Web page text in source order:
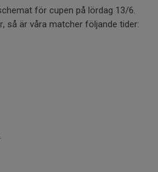
för cupen på lördag 13/6.
så är våra matcher följande tider: